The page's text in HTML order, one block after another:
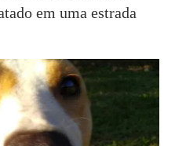
em uma estrada